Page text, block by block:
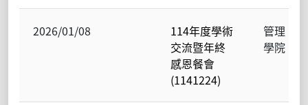
2026/01/08
114年度學術
交流暨年終
感恩餐會
(1141224)
管理
學院